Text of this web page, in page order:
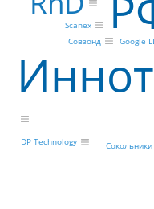
Google
Scanex
Совзонд
DP Technology